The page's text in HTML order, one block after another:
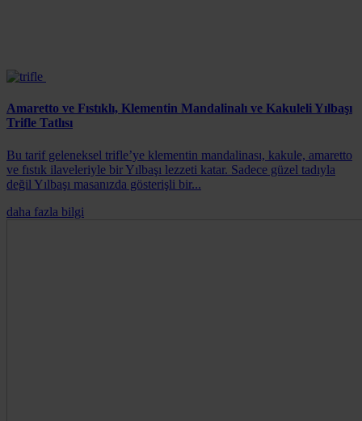
Amaretto ve Fıstıklı, Klementin Mandalinalı ve Kakuleli Yılbaşı
Trifle Tatlısı
Bu tarif geleneksel trifle’ye klementin mandalinası, kakule, amaretto
ve fıstık ilaveleriyle bir Yılbaşı lezzeti katar. Sadece güzel tadıyla
değil Yılbaşı masanızda gösterişli bir...
daha fazla bilgi